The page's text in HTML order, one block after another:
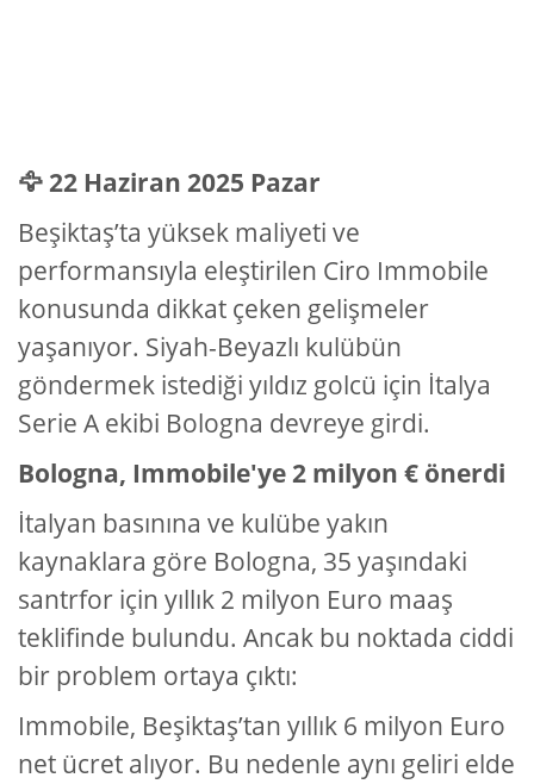
🦅 22 Haziran 2025 Pazar
Beşiktaş’ta yüksek maliyeti ve
performansıyla eleştirilen Ciro Immobile
konusunda dikkat çeken gelişmeler
yaşanıyor. Siyah-Beyazlı kulübün
göndermek istediği yıldız golcü için İtalya
Serie A ekibi Bologna devreye girdi.
Bologna, Immobile'ye 2 milyon € önerdi
İtalyan basınına ve kulübe yakın
kaynaklara göre Bologna, 35 yaşındaki
santrfor için yıllık 2 milyon Euro maaş
teklifinde bulundu. Ancak bu noktada ciddi
bir problem ortaya çıktı:
Immobile, Beşiktaş’tan yıllık 6 milyon Euro
net ücret alıyor. Bu nedenle aynı geliri elde